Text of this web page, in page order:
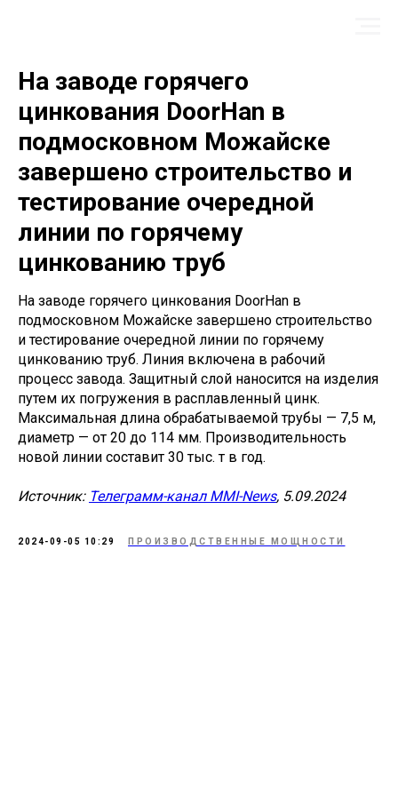
На заводе горячего
цинкования DoorHan в
подмосковном Можайске
завершено строительство и
тестирование очередной
линии по горячему
цинкованию труб
На заводе горячего цинкования DoorHan в
подмосковном Можайске завершено строительство
и тестирование очередной линии по горячему
цинкованию труб. Линия включена в рабочий
процесс завода. Защитный слой наносится на изделия
путем их погружения в расплавленный цинк.
Максимальная длина обрабатываемой трубы — 7,5 м,
диаметр — от 20 до 114 мм. Производительность
новой линии составит 30 тыс. т в год.
Источник: Телеграмм-канал MMI-News, 5.09.2024
2024-09-05 10:29 ПРОИЗВОДСТВЕННЫЕ МОЩНОСТИ